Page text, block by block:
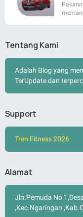
Tentang Kami
Adalah Blog yang
TerUpdate dan
Support
Tren Fitness 2026
Alamat
Jln.Pemuda No
,Kec.Ngaringan